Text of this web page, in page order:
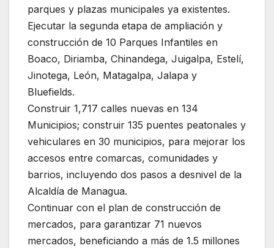
parques y plazas municipales ya existentes.
Ejecutar la segunda etapa de ampliación y
construcción de 10 Parques Infantiles en
Boaco, Diriamba, Chinandega, Juigalpa, Estelí,
Jinotega, León, Matagalpa, Jalapa y
Bluefields.
Construir 1,717 calles nuevas en 134
Municipios; construir 135 puentes peatonales y
vehiculares en 30 municipios, para mejorar los
accesos entre comarcas, comunidades y
barrios, incluyendo dos pasos a desnivel de la
Alcaldía de Managua.
Continuar con el plan de construcción de
mercados, para garantizar 71 nuevos
mercados, beneficiando a más de 1.5 millones